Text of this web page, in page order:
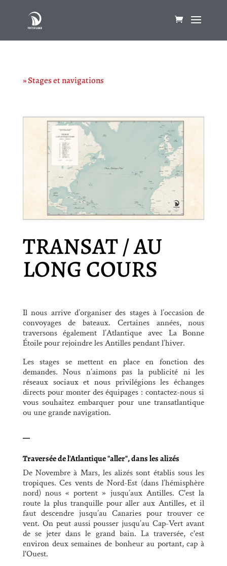
» Stages et navigations
TRANSAT / AU
LONG COURS
Il nous arrive d’organiser des stages à l’occasion de
convoyages de bateaux. Certaines années, nous
traversons également l’Atlantique avec La Bonne
Étoile pour rejoindre les Antilles pendant l’hiver.
Les stages se mettent en place en fonction des
demandes. Nous n’aimons pas la publicité ni les
réseaux sociaux et nous privilégions les échanges
directs pour monter des équipages : contactez-nous si
vous souhaitez embarquer pour une transatlantique
ou une grande navigation.
—
Traversée de l'Atlantique "aller", dans les alizés
De Novembre à Mars, les alizés sont établis sous les
tropiques. Ces vents de Nord-Est (dans l’hémisphère
nord) nous « portent » jusqu’aux Antilles. C'est la
route la plus tranquille pour aller aux Antilles, et il
faut descendre jusqu’au Canaries pour trouver ce
vent. On peut aussi pousser jusqu’au Cap-Vert avant
de se jeter dans le grand bain. La traversée, c'est
environ deux semaines de bonheur au portant, cap à
l'Ouest.